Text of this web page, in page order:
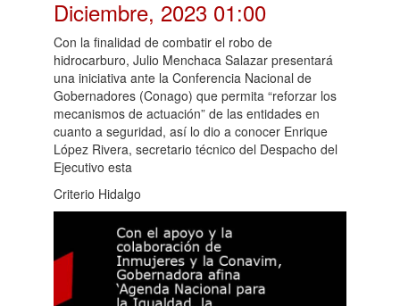
Diciembre, 2023 01:00
Con la finalidad de combatir el robo de
hidrocarburo, Julio Menchaca Salazar presentará
una iniciativa ante la Conferencia Nacional de
Gobernadores (Conago) que permita “reforzar los
mecanismos de actuación” de las entidades en
cuanto a seguridad, así lo dio a conocer Enrique
López Rivera, secretario técnico del Despacho del
Ejecutivo esta
Criterio Hidalgo